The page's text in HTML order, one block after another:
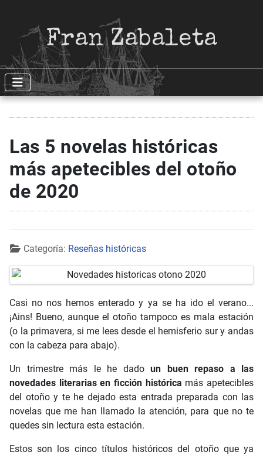
Fran Zabaleta
Las 5 novelas históricas
más apetecibles del otoño
de 2020
Detalles
Categoría: Reseñas históricas
Casi no nos hemos enterado y ya se ha ido el verano...
¡Ains! Bueno, aunque el otoño tampoco es mala estación
(o la primavera, si me lees desde el hemisferio sur y andas
con la cabeza para abajo).
Un trimestre más le he dado un buen repaso a las
novedades literarias en ficción histórica más apetecibles
del otoño y te he dejado esta entrada preparada con las
novelas que me han llamado la atención, para que no te
quedes sin lectura esta estación.
Estos son los cinco títulos históricos del otoño que ya